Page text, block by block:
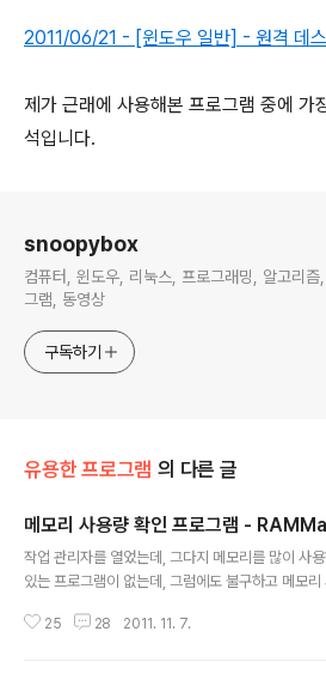
2011/06/21 - [윈도우 일반] - 원격 데스
제가 근래에 사용해본 프로그램 중에 가
석입니다.
snoopybox
컴퓨터, 윈도우, 리눅스, 프로그래밍, 알고리
그램, 동영상
구독하기
유용한 프로그램 의 다른 글
메모리 사용량 확인 프로그램 -
작업 관리자를 열었는데, 그다지 메모리를 많이 사
있는 프로그램이 없는데, 그럼에도 불구하고 메모리
을 해봤습니다. 아무래도 관리하는 서버가 많아서 그
25 28 2011. 11. 7.